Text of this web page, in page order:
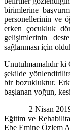
birimlerine
personellerinin ve
erken çocukluk
gelişimlerinin
sağlanması için
Unutulmamalıdır ki
şekilde
bir bozukluktur.
başlanan yoğun,
2Nisan
Eğitim ve
Ebe Emine Özlem